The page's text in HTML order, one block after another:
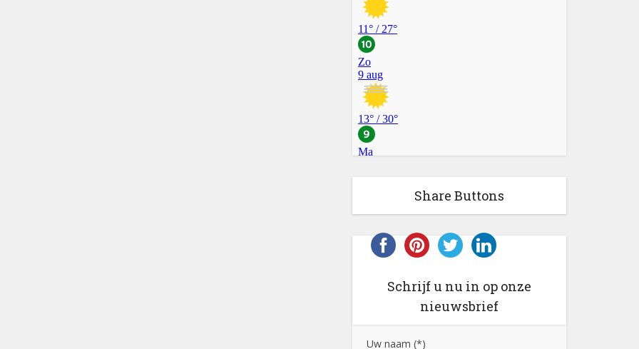
Share Buttons
Schrijf u nu in op onze
nieuwsbrief
Uw naam (*)